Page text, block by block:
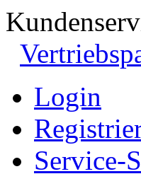
Login
Service-